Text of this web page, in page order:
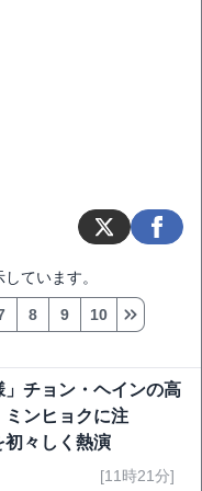
ています。
8 9 10
チョン・ヘインの高
ンヒョクに注
初々しく熱演
[11時21分]